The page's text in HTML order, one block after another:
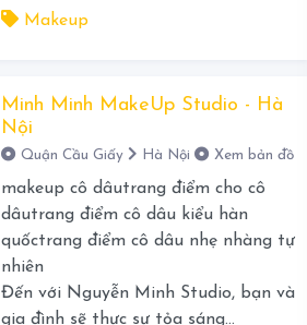
Makeup
Minh Minh MakeUp Studio - Hà
Nội
Quận Cầu Giấy Hà Nội Xem bản đồ
makeup cô dâutrang điểm cho cô
dâutrang điểm cô dâu kiểu hàn
quốctrang điểm cô dâu nhẹ nhàng tự
nhiên
Đến với Nguyễn Minh Studio, bạn và
gia đình sẽ thực sự tỏa sáng...